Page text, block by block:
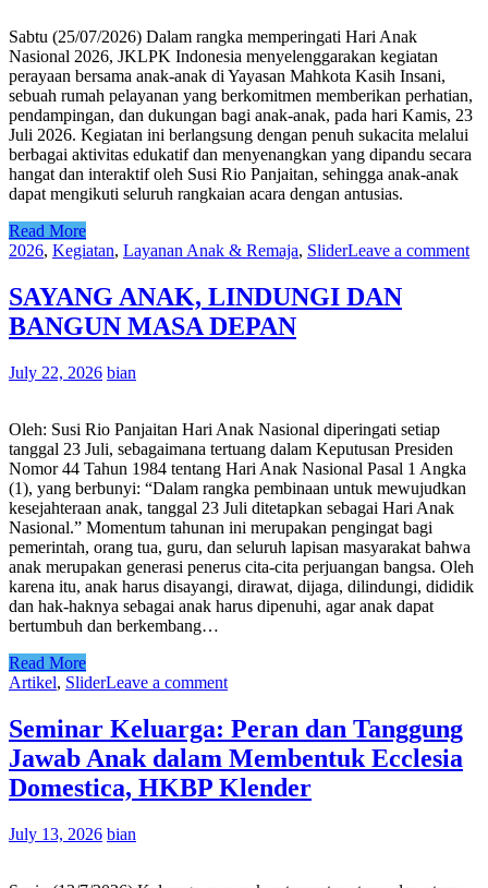
Sabtu (25/07/2026) Dalam rangka memperingati Hari Anak
Nasional 2026, JKLPK Indonesia menyelenggarakan kegiatan
perayaan bersama anak-anak di Yayasan Mahkota Kasih Insani,
sebuah rumah pelayanan yang berkomitmen memberikan perhatian,
pendampingan, dan dukungan bagi anak-anak, pada hari Kamis, 23
Juli 2026. Kegiatan ini berlangsung dengan penuh sukacita melalui
berbagai aktivitas edukatif dan menyenangkan yang dipandu secara
hangat dan interaktif oleh Susi Rio Panjaitan, sehingga anak-anak
dapat mengikuti seluruh rangkaian acara dengan antusias.
Read More
2026, Kegiatan, Layanan Anak & Remaja, SliderLeave a comment
SAYANG ANAK, LINDUNGI DAN
BANGUN MASA DEPAN
July 22, 2026 bian
Oleh: Susi Rio Panjaitan Hari Anak Nasional diperingati setiap
tanggal 23 Juli, sebagaimana tertuang dalam Keputusan Presiden
Nomor 44 Tahun 1984 tentang Hari Anak Nasional Pasal 1 Angka
(1), yang berbunyi: “Dalam rangka pembinaan untuk mewujudkan
kesejahteraan anak, tanggal 23 Juli ditetapkan sebagai Hari Anak
Nasional.” Momentum tahunan ini merupakan pengingat bagi
pemerintah, orang tua, guru, dan seluruh lapisan masyarakat bahwa
anak merupakan generasi penerus cita-cita perjuangan bangsa. Oleh
karena itu, anak harus disayangi, dirawat, dijaga, dilindungi, dididik
dan hak-haknya sebagai anak harus dipenuhi, agar anak dapat
bertumbuh dan berkembang…
Read More
Artikel, SliderLeave a comment
Seminar Keluarga: Peran dan Tanggung
Jawab Anak dalam Membentuk Ecclesia
Domestica, HKBP Klender
July 13, 2026 bian